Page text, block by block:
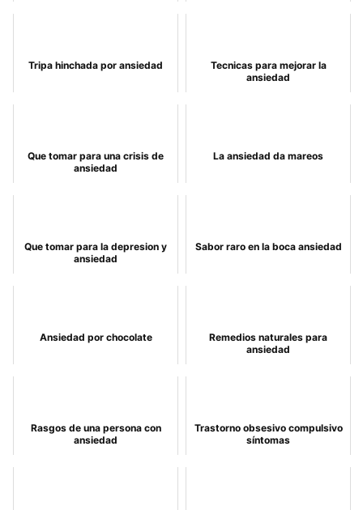
Tripa hinchada por ansiedad
Tecnicas para mejorar la
ansiedad
Que tomar para una crisis de
ansiedad
La ansiedad da mareos
Que tomar para la depresion y
ansiedad
Sabor raro en la boca ansiedad
Ansiedad por chocolate
Remedios naturales para
ansiedad
Rasgos de una persona con
ansiedad
Trastorno obsesivo compulsivo
síntomas